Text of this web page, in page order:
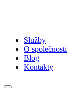
Služby
O společnosti
Blog
Kontakty